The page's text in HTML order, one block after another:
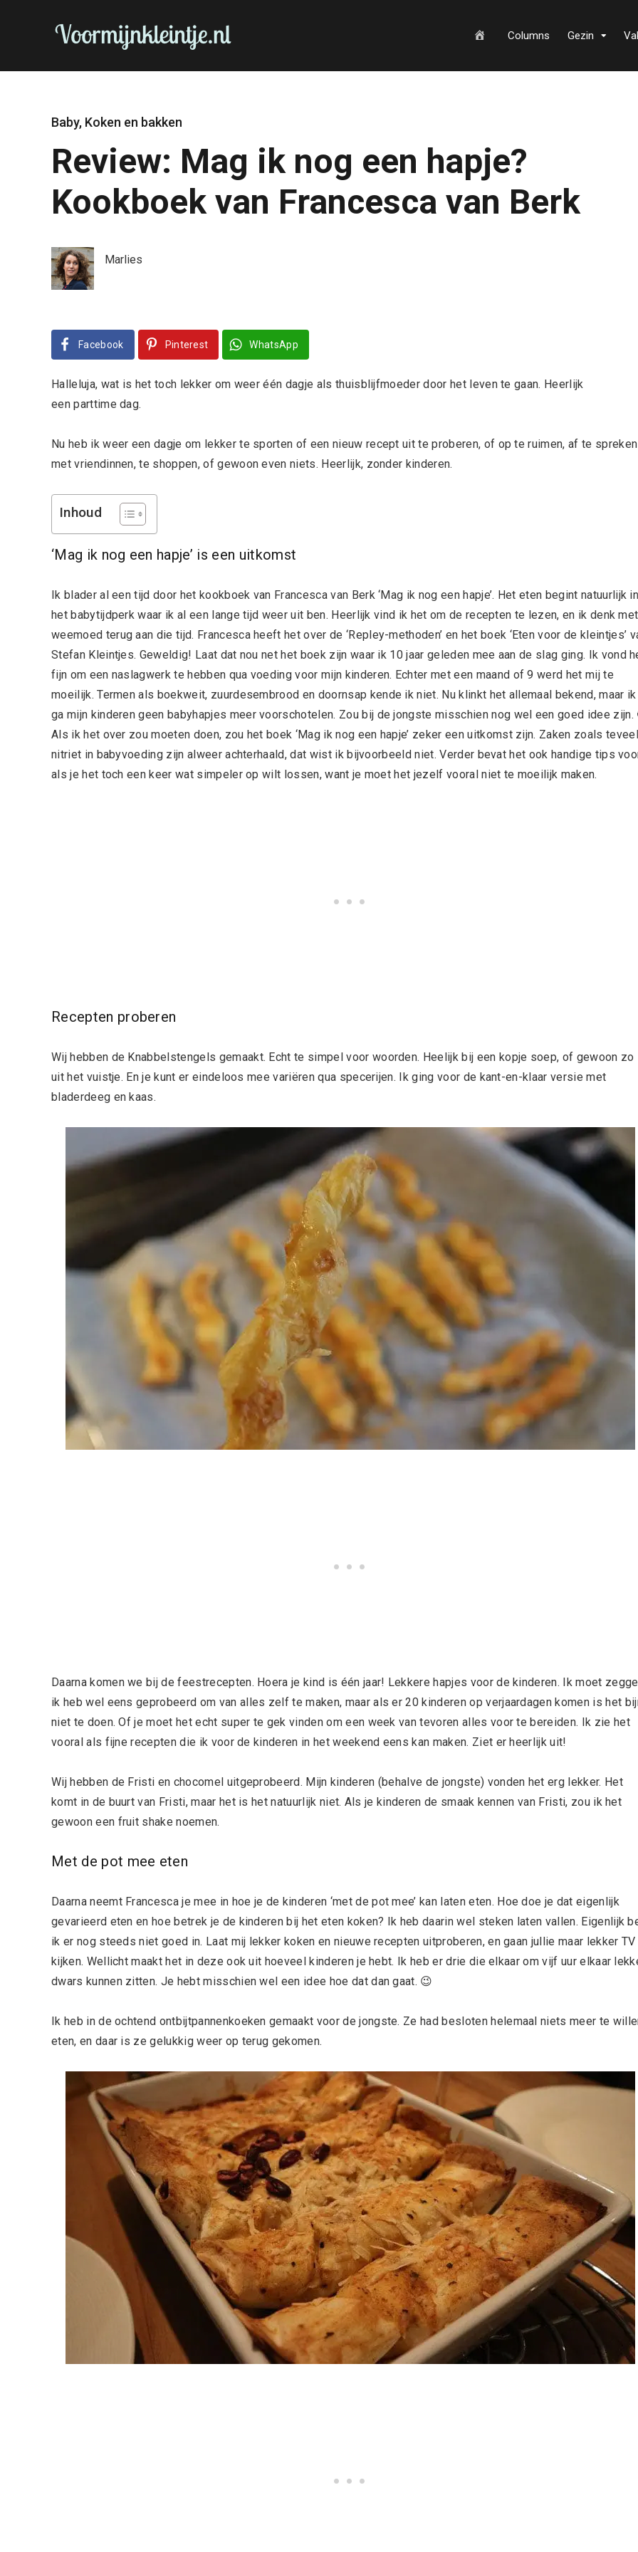
m
Columns Gezin
Baby, Koken en bakken
Review: Mag ik nog een hapje?
Kookboek van Francesca van Berk
Marlies
Facebook Pinterest WhatsApp
Halleluja, wat is het toch lekker om weer één dagje als thuisblijfmoeder door het leven te gaan. Heerlijk
een parttime dag.
Nu heb ik weer een dagje om lekker te sporten of een nieuw recept uit te proberen, of op te ruimen, af te spreken
met vriendinnen, te shoppen, of gewoon even niets. Heerlijk, zonder kinderen.
Inhoud
‘Mag ik nog een hapje’ is een uitkomst
Ik blader al een tijd door het kookboek van Francesca van Berk ‘Mag ik nog een hapje’. Het eten begint natuurlijk in
het babytijdperk waar ik al een lange tijd weer uit ben. Heerlijk vind ik het om de recepten te lezen, en ik denk met
weemoed terug aan die tijd. Francesca heeft het over de ‘Repley-methoden’ en het boek ‘Eten voor de kleintjes’
Stefan Kleintjes. Geweldig! Laat dat nou net het boek zijn waar ik 10 jaar geleden mee aan de slag ging. Ik vond
fijn om een naslagwerk te hebben qua voeding voor mijn kinderen. Echter met een maand of 9 werd het mij te
moeilijk. Termen als boekweit, zuurdesembrood en doornsap kende ik niet. Nu klinkt het allemaal bekend, maar ik
ga mijn kinderen geen babyhapjes meer voorschotelen. Zou bij de jongste misschien nog wel een goed idee zijn.
Als ik het over zou moeten doen, zou het boek ‘Mag ik nog een hapje’ zeker een uitkomst zijn. Zaken zoals teveel
nitriet in babyvoeding zijn alweer achterhaald, dat wist ik bijvoorbeeld niet. Verder bevat het ook handige tips
als je het toch een keer wat simpeler op wilt lossen, want je moet het jezelf vooral niet te moeilijk maken.
Recepten proberen
Wij hebben de Knabbelstengels gemaakt. Echt te simpel voor woorden. Heelijk bij een kopje soep, of gewoon zo
uit het vuistje. En je kunt er eindeloos mee variëren qua specerijen. Ik ging voor de kant-en-klaar versie met
bladerdeeg en kaas.
Daarna komen we bij de feestrecepten. Hoera je kind is één jaar! Lekkere hapjes voor de kinderen. Ik moet
ik heb wel eens geprobeerd om van alles zelf te maken, maar als er 20 kinderen op verjaardagen komen is het
niet te doen. Of je moet het echt super te gek vinden om een week van tevoren alles voor te bereiden. Ik zie het
vooral als fijne recepten die ik voor de kinderen in het weekend eens kan maken. Ziet er heerlijk uit!
Wij hebben de Fristi en chocomel uitgeprobeerd. Mijn kinderen (behalve de jongste) vonden het erg lekker. Het
komt in de buurt van Fristi, maar het is het natuurlijk niet. Als je kinderen de smaak kennen van Fristi, zou ik het
gewoon een fruit shake noemen.
Met de pot mee eten
Daarna neemt Francesca je mee in hoe je de kinderen ‘met de pot mee’ kan laten eten. Hoe doe je dat eigenlijk
gevarieerd eten en hoe betrek je de kinderen bij het eten koken? Ik heb daarin wel steken laten vallen. Eigenlijk
ik er nog steeds niet goed in. Laat mij lekker koken en nieuwe recepten uitproberen, en gaan jullie maar lekker TV
kijken. Wellicht maakt het in deze ook uit hoeveel kinderen je hebt. Ik heb er drie die elkaar om vijf uur elkaar
dwars kunnen zitten. Je hebt misschien wel een idee hoe dat dan gaat. 😉
Ik heb in de ochtend ontbijtpannenkoeken gemaakt voor de jongste. Ze had besloten helemaal niets meer te
eten, en daar is ze gelukkig weer op terug gekomen.